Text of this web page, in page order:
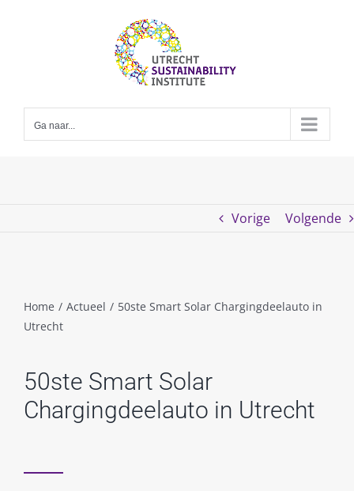
Ga naar...
Vorige Volgende
Home / Actueel / 50ste Smart Solar Chargingdeelauto in
Utrecht
50ste Smart Solar
Chargingdeelauto in Utrecht